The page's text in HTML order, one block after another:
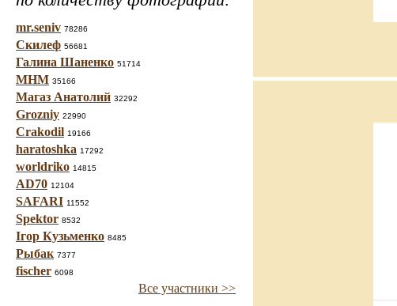
mr.seniv 78286
Скилеф 56681
Галина Шаненко 51714
МНМ 35166
Магаз Анатолий 32292
Grozniy 22990
Crakodil 19166
haratoshka 17292
worldriko 14815
AD70 12104
SAFARI 11552
Spektor 8532
Ігор Кузьменко 8485
Рыбак 7377
fischer 6098
Все участники >>